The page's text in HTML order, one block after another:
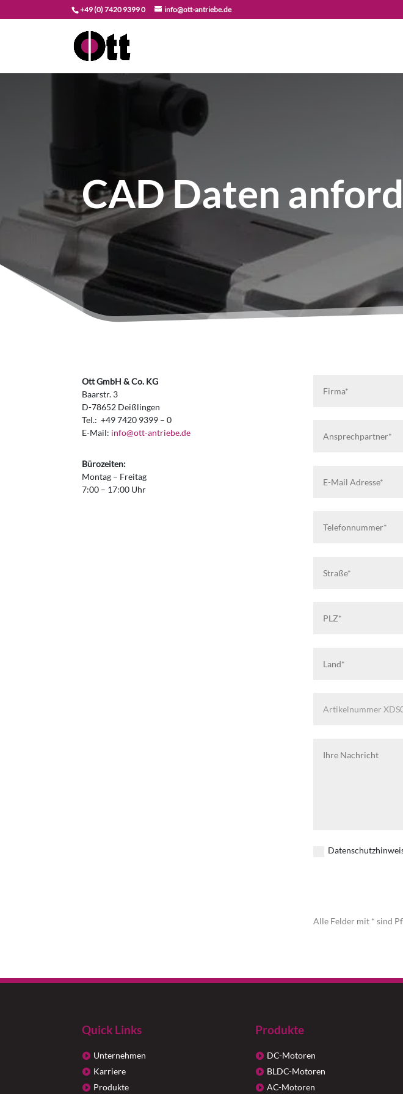
+49 (0) 7420 9399 0 info@ott-antriebe.de
CAD Daten
Ott GmbH & Co. KG
Baarstr. 3
D-78652 Deißlingen
Tel.: +49 7420 9399 – 0
E-Mail: info@ott-antriebe.de
Bürozeiten:
Montag – Freitag
7:00 – 17:00 Uhr
Alle Felder mit * sind
Quick Links
Unternehmen
Karriere
Produkte
Produkte
DC-Motoren
BLDC-Motoren
AC-Motoren